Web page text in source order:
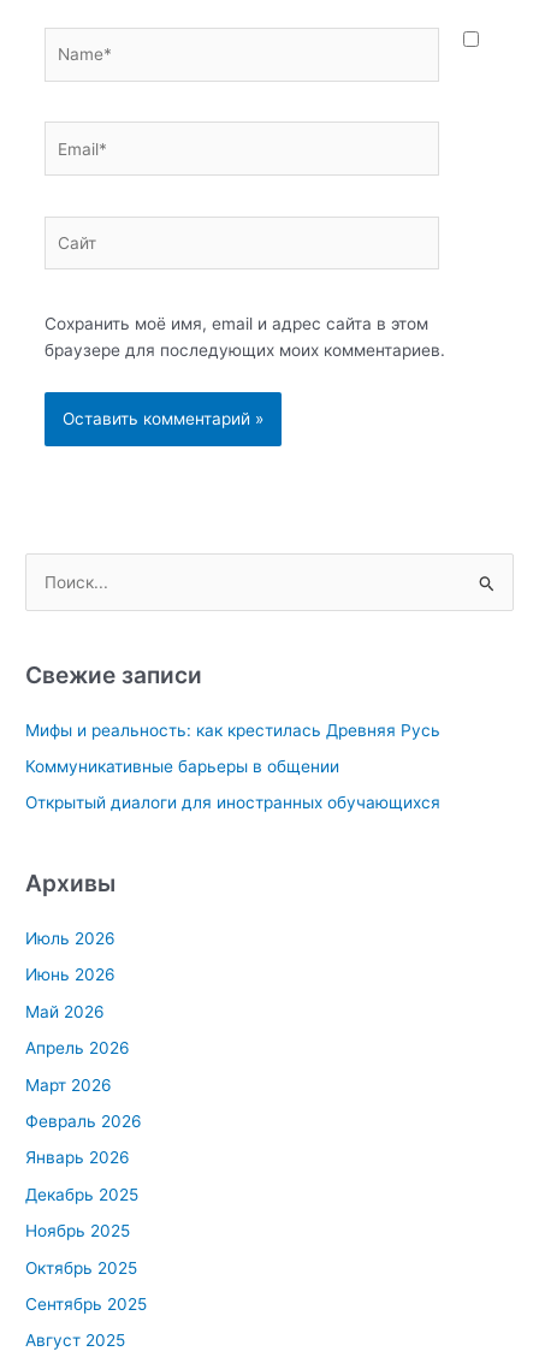
Сохранить моё имя, email и адрес сайта в этом
браузере для последующих моих комментариев.
с
:
Свежие записи
Мифы и реальность: как крестилась Древняя Русь
Коммуникативные барьеры в общении
Открытый диалоги для иностранных обучающихся
Архивы
Июль 2026
Июнь 2026
Май 2026
Апрель 2026
Март 2026
Февраль 2026
Январь 2026
Декабрь 2025
Ноябрь 2025
Октябрь 2025
Сентябрь 2025
Август 2025